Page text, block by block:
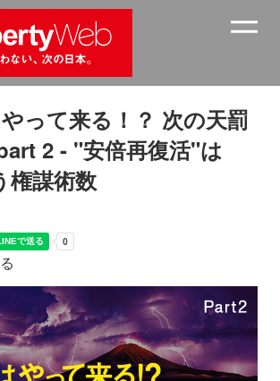
って来る！？ 次の天罰
2 - "安倍再復活"は
権謀術数